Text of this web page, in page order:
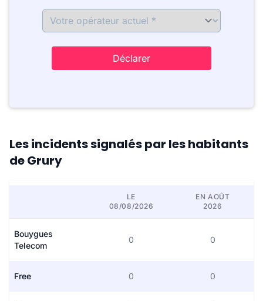
Déclarer
Les incidents signalés par les habitants
de Grury
LE
08/08/2026
EN AOÛT
2026
Bouygues
Telecom
0 0
Free 0 0